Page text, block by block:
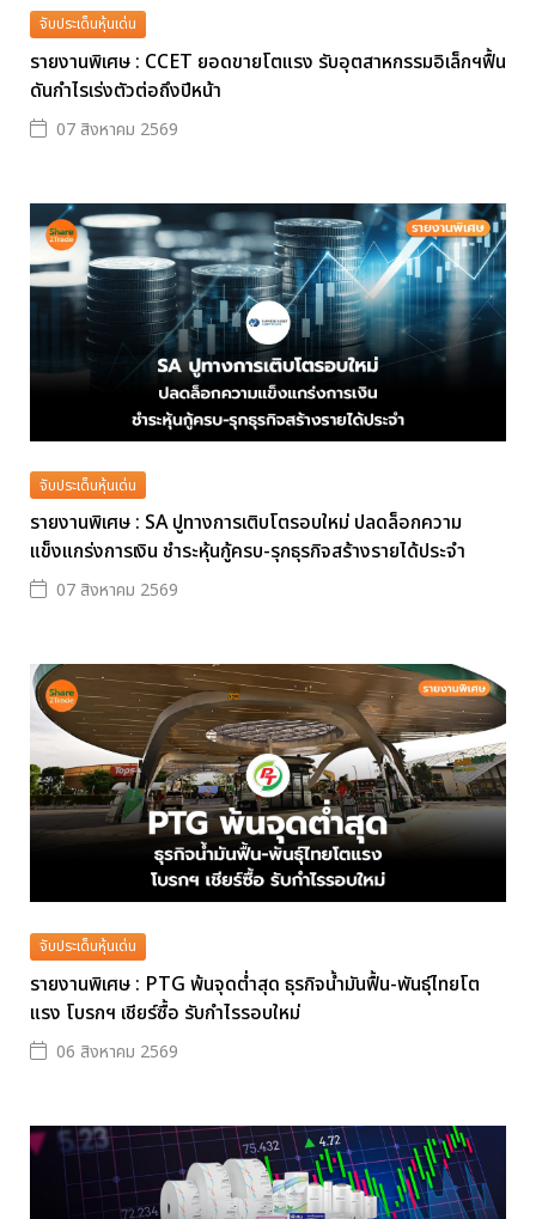
จับประเด็นหุ้นเด่น
รายงานพิเศษ : CCET ยอดขายโตแรง รับอุตสาหกรรมอิเล็กฯฟื้น
ดันกำไรเร่งตัวต่อถึงปีหน้า
07 สิงหาคม 2569
จับประเด็นหุ้นเด่น
รายงานพิเศษ : SA ปูทางการเติบโตรอบใหม่ ปลดล็อกความ
แข็งแกร่งการเงิน ชำระหุ้นกู้ครบ-รุกธุรกิจสร้างรายได้ประจำ
07 สิงหาคม 2569
จับประเด็นหุ้นเด่น
รายงานพิเศษ : PTG พ้นจุดต่ำสุด ธุรกิจน้ำมันฟื้น-พันธุ์ไทยโต
แรง โบรกฯ เชียร์ซื้อ รับกำไรรอบใหม่
06 สิงหาคม 2569